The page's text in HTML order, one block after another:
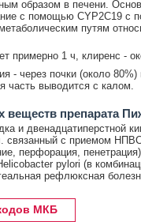
образом в печени.
с помощью CYP2C19 с
путям
примерно 1 ч, клиренс -
- через почки (около
часть выводится с калом.
веществ препарата
и двенадцатиперстной
связанный с приемом
перфорация,
pylori (в
рефлюксная
МКБ